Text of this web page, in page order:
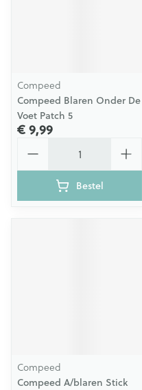
Compeed
Compeed Blaren Onder De
Voet Patch 5
€ 9,99
Bestel
Compeed
Compeed A/blaren Stick